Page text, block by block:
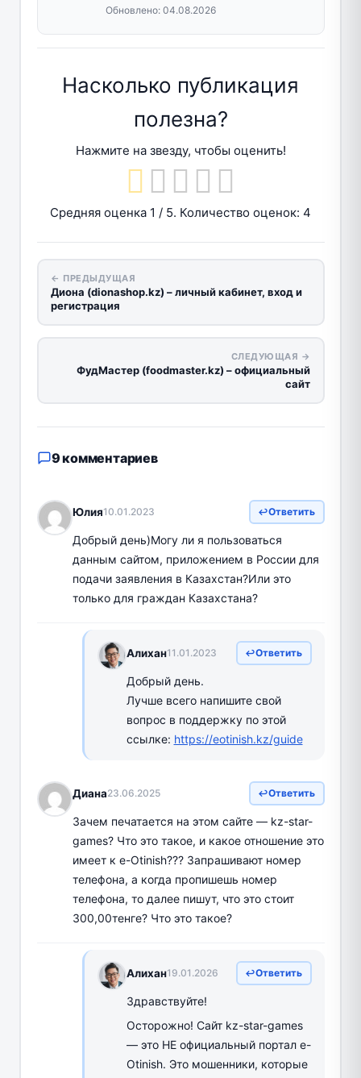
Обновлено: 04.08.2026
Насколько публикация
полезна?
Нажмите на звезду, чтобы оценить!
Средняя оценка 1 / 5. Количество оценок: 4
← ПРЕДЫДУЩАЯ
Диона (dionashop.kz) – личный кабинет, вход и
регистрация
СЛЕДУЮЩАЯ →
ФудМастер (foodmaster.kz) – официальный
сайт
9 комментариев
Юлия10.01.2023 Ответить
Добрый день)Могу ли я пользоваться
данным сайтом, приложением в России для
подачи заявления в Казахстан?Или это
только для граждан Казахстана?
Алихан11.01.2023 Ответить
Добрый день.
Лучше всего напишите свой
вопрос в поддержку по этой
ссылке: https://eotinish.kz/guide
Диана23.06.2025 Ответить
Зачем печатается на этом сайте — kz-star-
games? Что это такое, и какое отношение это
имеет к e-Otinish??? Запрашивают номер
телефона, а когда пропишешь номер
телефона, то далее пишут, что это стоит
300,00тенге? Что это такое?
Алихан19.01.2026 Ответить
Здравствуйте!
Осторожно! Сайт kz-star-games
— это НЕ официальный портал e-
Otinish. Это мошенники, которые